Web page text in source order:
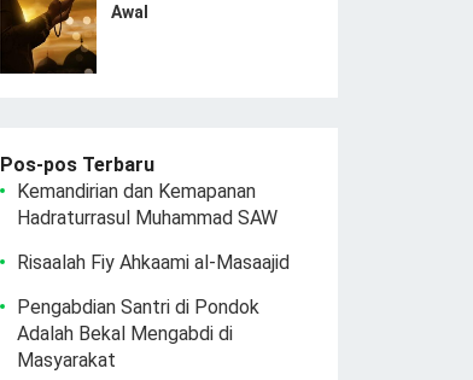
Awal
Pos-pos Terbaru
Kemandirian dan Kemapanan
Hadraturrasul Muhammad SAW
Risaalah Fiy Ahkaami al-Masaajid
Pengabdian Santri di Pondok
Adalah Bekal Mengabdi di
Masyarakat